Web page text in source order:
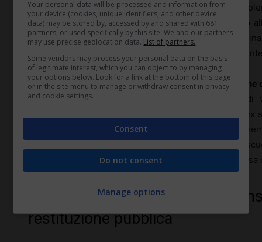
come viene descritto. Un comitato di fabbrica può
contrattuali, mentre un collettivo femminista interno
mettere in evidenza episodi disessismoo
dell’archivio riflette quindi rapporti di forza e conflitti
Gli strumenti digitali permettono oggi di crearebanche
di lavoro ormai chiusi, cronologie collaborative di
scompare: un archivio di quartiere, ospitato in una
diventa spazio di incontro, di formazione politica, di
co-progettare percorsi espositivi, laboratori con
interviste, trasformando il patrimonio raccolto in risorsa
Questioni etiche: anonimato,
restituzione pubblica
Your personal data will be processed and information from
your device (cookies, unique identifiers, and other device
data) may be stored by, accessed by and shared with 681
partners, or used specifically by this site. We and our partners
may use precise geolocation data. List of partners.
Some vendors may process your personal data on the basis
of legitimate interest, which you can object to by managing
your options below. Look for a link at the bottom of this page
or in the site menu to manage or withdraw consent in privacy
and cookie settings.
Consent
Do not consent
Manage options